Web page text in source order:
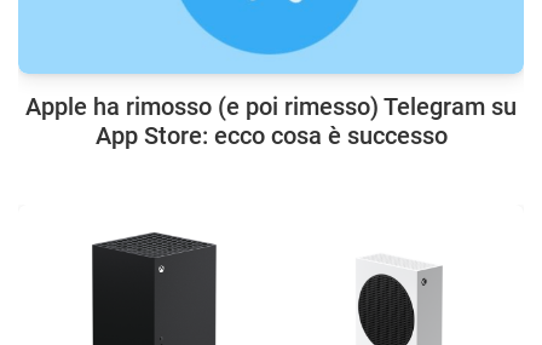
Apple ha rimosso (e poi rimesso) Telegram su
App Store: ecco cosa è successo